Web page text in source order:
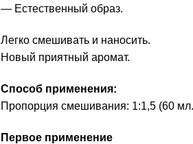
— Естественный образ.
Легко смешивать и наносить.
Новый приятный аромат.
Способ применения:
Пропорция смешивания: 1:1,5 (60
Первое применение